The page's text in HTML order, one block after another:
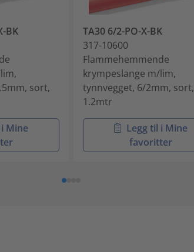
BK
sort,
Mine
TA30 6/2-PO-X-BK
317-10600
Flammehemmende
krympeslange m/lim,
tynnvegget, 6/2mm, sort,
1.2mtr
Legg til i Mine
favoritter